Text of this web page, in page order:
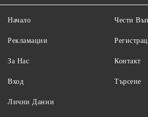
Начало
Рекламации
За Нас
Вход
Чести
Контакт
Търсене
Лични Данни